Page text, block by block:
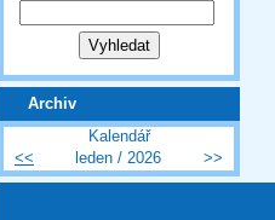
Archiv
Kalendář
<<
leden / 2026 >>